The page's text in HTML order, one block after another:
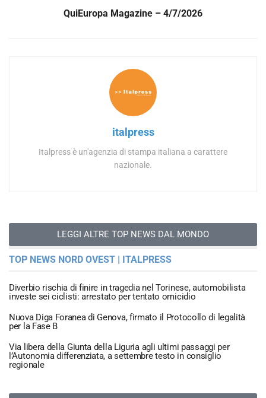
QuiEuropa Magazine – 4/7/2026
italpress
Italpress è un'agenzia di stampa italiana a carattere
nazionale.
LEGGI ALTRE TOP NEWS DAL MONDO
TOP NEWS NORD OVEST | ITALPRESS
Diverbio rischia di finire in tragedia nel Torinese, automobilista
investe sei ciclisti: arrestato per tentato omicidio
Nuova Diga Foranea di Genova, firmato il Protocollo di legalità
per la Fase B
Via libera della Giunta della Liguria agli ultimi passaggi per
l’Autonomia differenziata, a settembre testo in consiglio
regionale